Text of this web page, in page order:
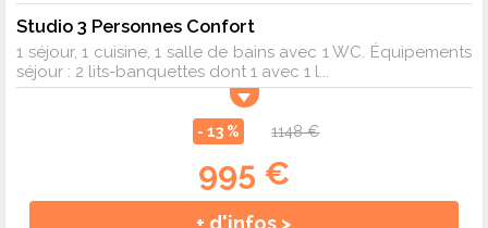
Studio 3 Personnes Confort
1 séjour, 1 cuisine, 1 salle de bains avec 1 WC. Équipements
séjour : 2 lits-banquettes dont 1 avec 1 l...
- 13 % 1148 €
995 €
+ d'infos >